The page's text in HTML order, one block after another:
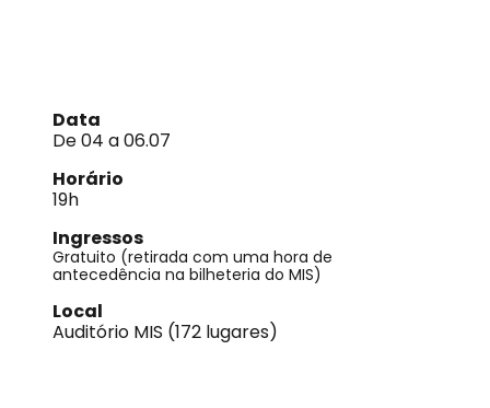
Data
De 04 a 06.07
Horário
19h
Ingressos
Gratuito (retirada com uma hora de
antecedência na bilheteria do MIS)
Local
Auditório MIS (172 lugares)